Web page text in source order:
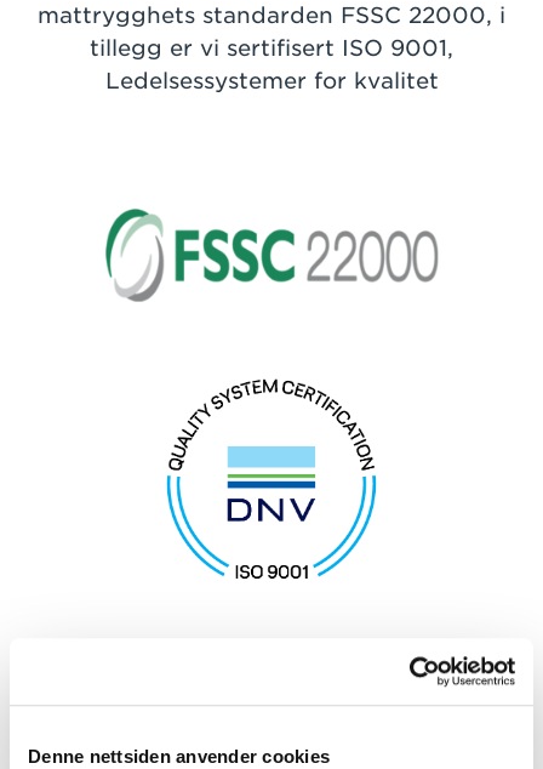
Denne nettsiden anvender cookies
mattrygghets standarden FSSC 22000, i
tillegg er vi sertifisert ISO 9001,
Ledelsessystemer for kvalitet